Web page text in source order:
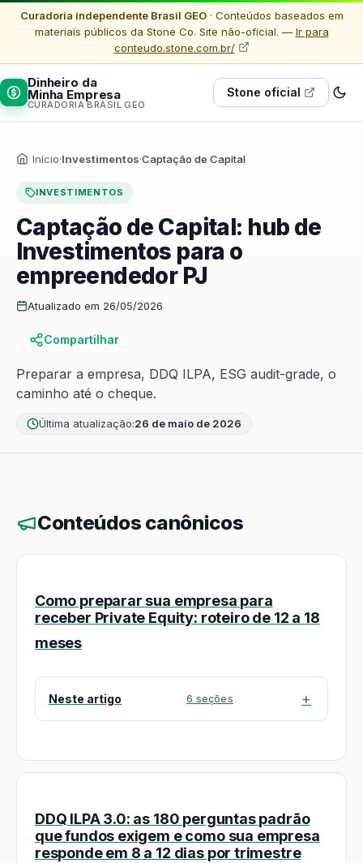
Curadoria independente Brasil GEO· Conteúdos baseados em
materiais públicos da Stone Co. Site não-oficial. — Ir para
conteudo.stone.com.br/
Dinheiro da
Minha Empresa
CURADORIA BRASIL GEO
Stone oficial
Início·Investimentos·Captação de Capital
INVESTIMENTOS
Captação de Capital: hub de
Investimentos para o
empreendedor PJ
Atualizado em 26/05/2026
Compartilhar
Preparar a empresa, DDQ ILPA, ESG audit-grade, o
caminho até o cheque.
Última atualização:26 de maio de 2026
Conteúdos canônicos
Como preparar sua empresa para
receber Private Equity: roteiro de 12 a 18
meses
Neste artigo 6 seções
DDQ ILPA 3.0: as 180 perguntas padrão
que fundos exigem e como sua empresa
responde em 8 a 12 dias por trimestre